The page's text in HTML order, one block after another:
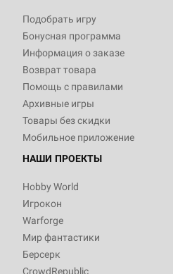
Подобрать игру
Бонусная программа
Информация о заказе
Возврат товара
Помощь с правилами
Архивные игры
Товары без скидки
Мобильное приложение
НАШИ ПРОЕКТЫ
Hobby World
Игрокон
Warforge
Мир фантастики
Берсерк
CrowdRepublic